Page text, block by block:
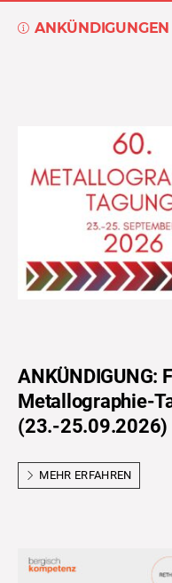
ANKÜNDIGUNGEN
ANKÜNDIGUNG:
Metallographie-
(23.-25.09.2026)
MEHR ERFAHREN